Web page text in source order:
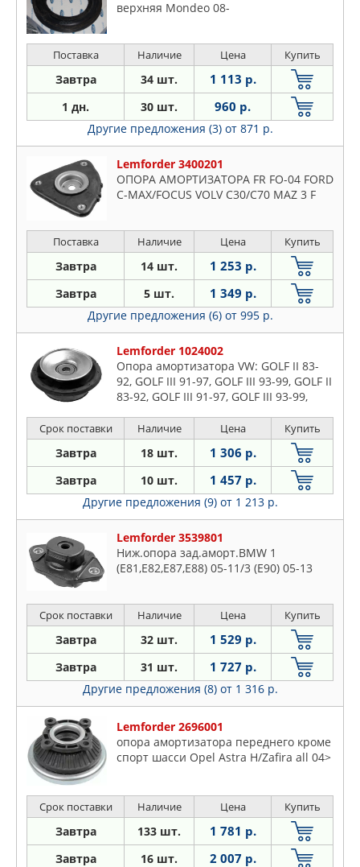
верхняя Mondeo 08-
Поставка Наличие Цена Купить
Завтра 34 шт. 1 113 р.
1 дн. 30 шт. 960 р.
Другие предложения (3) от 871 р.
Lemforder 3400201
ОПОРА АМОРТИЗАТОРА FR FO-04 FORD
C-MAX/FOCUS VOLV C30/C70 MAZ 3 F
Поставка Наличие Цена Купить
Завтра 14 шт. 1 253 р.
Завтра 5 шт. 1 349 р.
Другие предложения (6) от 995 р.
Lemforder 1024002
Опора амортизатора VW: GOLF II 83-
92, GOLF III 91-97, GOLF III 93-99, GOLF II
83-92, GOLF III 91-97, GOLF III 93-99,
88-97, VE
Срок поставки Наличие Цена Купить
Завтра 18 шт. 1 306 р.
Завтра 10 шт. 1 457 р.
Другие предложения (9) от 1 213 р.
Lemforder 3539801
Ниж.опора зад.аморт.BMW 1
(E81,E82,E87,E88) 05-11/3 (E90) 05-13
Срок поставки Наличие Цена Купить
Завтра 32 шт. 1 529 р.
Завтра 31 шт. 1 727 р.
Другие предложения (8) от 1 316 р.
Lemforder 2696001
опора амортизатора переднего кроме
спорт шасси Opel Astra H/Zafira all 04>
Срок поставки Наличие Цена Купить
Завтра 133 шт. 1 781 р.
Завтра 16 шт. 2 007 р.